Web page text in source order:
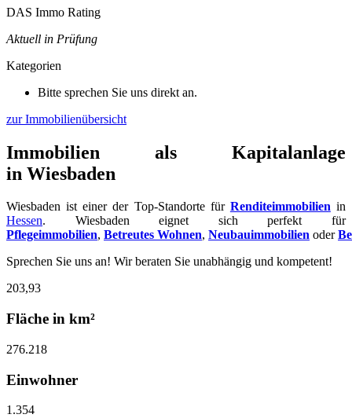
DAS Immo Rating
Aktuell in Prüfung
Kategorien
Bitte sprechen Sie uns direkt an.
zur Immobilienübersicht
Immobilien als Kapitalanlage
in Wiesbaden
Wiesbaden ist einer der Top-Standorte für Renditeimmobilien in
Hessen. Wiesbaden eignet sich perfekt für
Pflegeimmobilien, Betreutes Wohnen, Neubauimmobilien oder
Sprechen Sie uns an! Wir beraten Sie unabhängig und kompetent!
203,93
Fläche in km²
276.218
Einwohner
1.354